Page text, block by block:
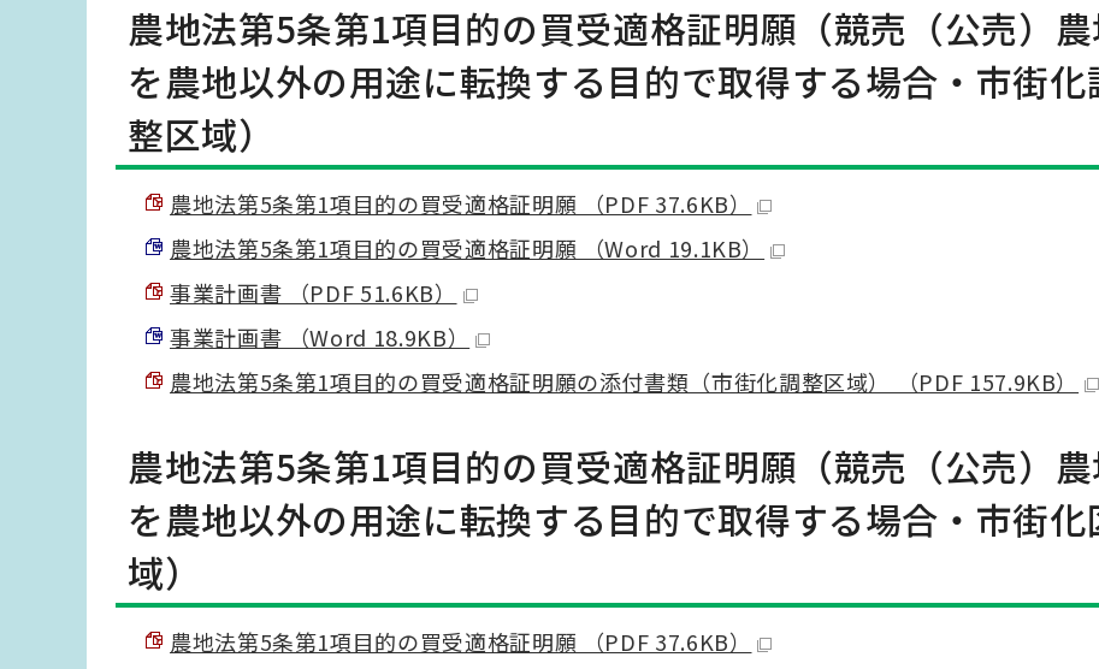
農地法第5条第1項目的の買受適格証明願（競売（公売）
を農地以外の用途に転換する目的で取得する場合・市街化
整区域）
農地法第5条第1項目的の買受適格証明願 （PDF 37.6KB）
農地法第5条第1項目的の買受適格証明願 （Word 19.1KB）
事業計画書 （PDF 51.6KB）
事業計画書 （Word 18.9KB）
農地法第5条第1項目的の買受適格証明願の添付書類（市街化調整区域） （PDF 157.9KB）
農地法第5条第1項目的の買受適格証明願（競売（公売）
を農地以外の用途に転換する目的で取得する場合・市街化
域）
農地法第5条第1項目的の買受適格証明願 （PDF 37.6KB）